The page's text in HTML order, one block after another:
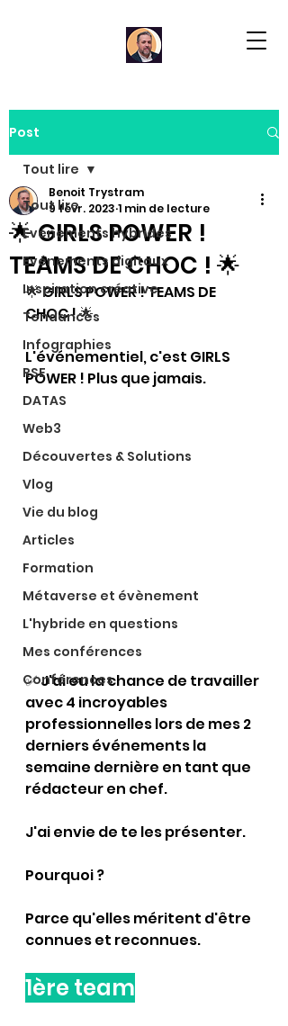
Post
Tout lire
Evénements hybrides
Evénements digitaux
Inspiration créative
Tendances
Infographies
RSE
DATAS
Web3
Découvertes & Solutions
Vlog
Vie du blog
Articles
Formation
Métaverse et évènement
L'hybride en questions
Mes conférences
Conférences
Tout lire
🌟 GIRLS POWER !
TEAMS DE CHOC ! 🌟
Benoit Trystram
9 févr. 2023 1 min de lecture
🌟 GIRLS POWER ! TEAMS DE
CHOC ! 🌟
L'événementiel, c'est GIRLS
POWER ! Plus que jamais.
✅ J'ai eu la chance de travailler
avec 4 incroyables
professionnelles lors de mes 2
derniers événements la
semaine dernière en tant que
rédacteur en chef.
J'ai envie de te les présenter.
Pourquoi ?
Parce qu'elles méritent d'être
connues et reconnues.
1ère team